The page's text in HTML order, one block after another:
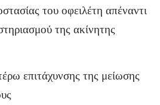
του οφειλέτη απέναντι
της ακίνητης
επιτάχυνσης της μείωσης